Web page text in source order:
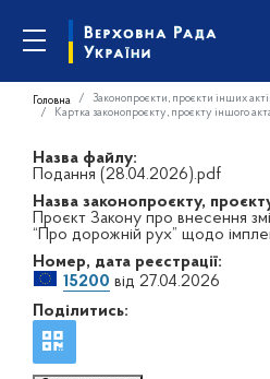
Головна Законопроєкти, проєкти інших
Картка законопроєкту, проєкту іншого
Назва файлу:
Подання (28.04.2026).pdf
Назва законопроєкту,
Проєкт Закону про внесення
“Про дорожній рух” щодо
Номер, дата реєстрації:
15200 від 27.04.2026
Поділитись: